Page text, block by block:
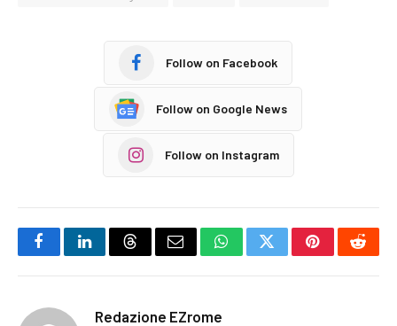
Follow on Facebook
Follow on Google News
Follow on Instagram
FacebookLinkedInThreadsEmail WhatsAppTwitterPinterest
Redazione EZrome